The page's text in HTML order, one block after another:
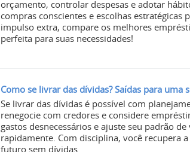
orçamento, controlar despesas e adotar
compras conscientes e escolhas
impulso extra, compare os melhores
perfeita para suas necessidades!
Como se livrar das dívidas? Saídas para uma
Se livrar das dívidas é possível com
renegocie com credores e considere
gastos desnecessários e ajuste seu padrão
rapidamente. Com disciplina, você recupera
futuro sem dívidas.